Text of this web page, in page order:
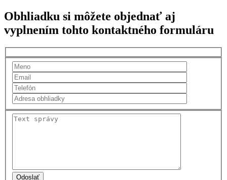
Obhliadku si môžete objednať aj
vyplnením tohto kontaktného formuláru